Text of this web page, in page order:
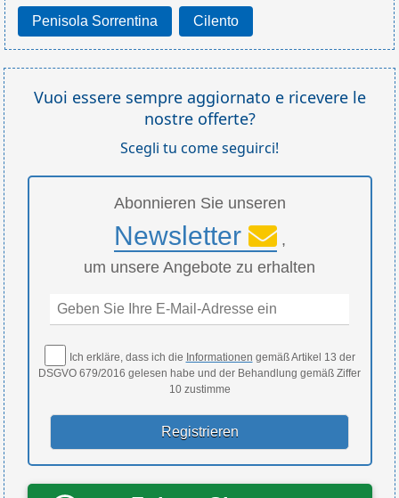
Penisola Sorrentina Cilento
Vuoi essere sempre aggiornato e ricevere le
nostre offerte?
Scegli tu come seguirci!
Abonnieren Sie unseren
Newsletter
,
um unsere Angebote zu erhalten
Ich erkläre, dass ich die Informationen gemäß Artikel 13 der
DSGVO 679/2016 gelesen habe und der Behandlung gemäß Ziffer
10 zustimme